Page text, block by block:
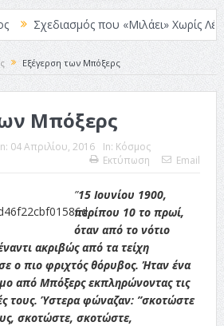
που «Μιλάει» Χωρίς Λέξεις
Εξέγερση των Μπόξερς
Μπόξερς
04 Απριλίου, 2016 In: Κόσμος
Εκτύπωση Email
”15 Ιουνίου 1900,
περίπου 10 το πρωί,
όταν από το νότιο
ακριβώς από τα τείχη
ο πιο φριχτός θόρυβος. Ήταν ένα
από Μπόξερς εκπληρώνοντας τις
τους. Ύστερα φώναζαν: ”σκοτώστε
σκοτώστε, σκοτώστε,